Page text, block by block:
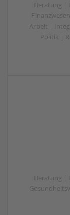
Beratung |
Arbeit |
Politik |
Beratung |